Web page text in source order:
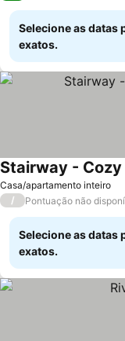
Selecione as datas
exatos.
Casa/apartamento inteiro
Stairway -
/ Pontuação não
Selecione as datas
exatos.